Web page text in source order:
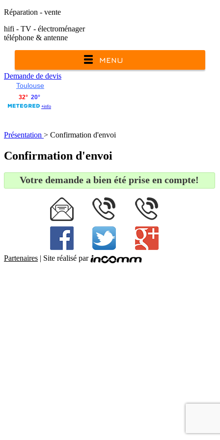
Réparation - vente
hifi - TV - électroménager
téléphone & antenne
MENU
Demande de devis
Toulouse
Présentation > Confirmation d'envoi
Confirmation d'envoi
Votre demande a bien été prise en compte!
Partenaires | Site réalisé par